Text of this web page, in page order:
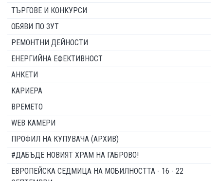
ТЪРГОВЕ И КОНКУРСИ
ОБЯВИ ПО ЗУТ
РЕМОНТНИ ДЕЙНОСТИ
ЕНЕРГИЙНА ЕФЕКТИВНОСТ
АНКЕТИ
КАРИЕРА
ВРЕМЕТО
WEB КАМЕРИ
ПРОФИЛ НА КУПУВАЧА (АРХИВ)
#ДАБЪДЕ НОВИЯТ ХРАМ НА ГАБРОВО!
ЕВРОПЕЙСКА СЕДМИЦА НА МОБИЛНОСТТА - 16 - 22